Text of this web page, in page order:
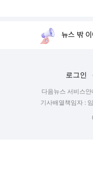
뉴스 밖
로그인
다음뉴스 서비스안
기사배열책임자 :